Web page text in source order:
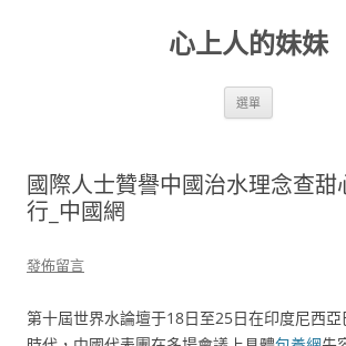
心上人的妹妹
選單
國際人士贊譽中國治水理念查甜
行_中國網
發佈留言
第十屆世界水論壇于18日至25日在印度尼西